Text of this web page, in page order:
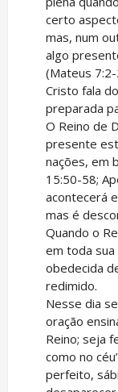
certo
mas, num
algo
(Mateus
Cristo fala
preparada
O Reino de
presente
nações, em
15:50-58;
acontecerá
mas é
Quando o
em toda
obedecida
redimido.
Nesse dia
oração
Reino; seja
como no
perfeito,